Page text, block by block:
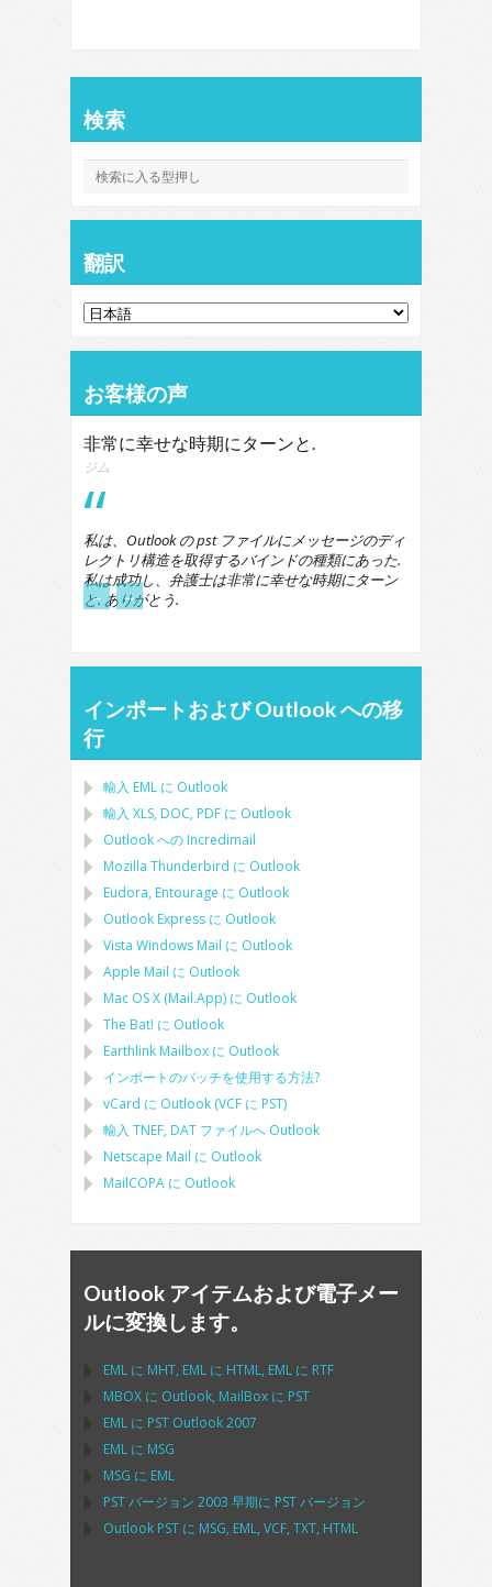
検索
翻訳
お客様の声
非常に幸せな時期にターンと.
ジム
私は、Outlook の pst ファイルにメッセージのディ
レクトリ構造を取得するバインドの種類にあった.
私は成功し、弁護士は非常に幸せな時期にターン
と. ありがとう.
← →
インポートおよび Outlook への移
行
輸入 EML に Outlook
輸入 XLS, DOC, PDF に Outlook
Outlook への Incredimail
Mozilla Thunderbird に Outlook
Eudora, Entourage に Outlook
Outlook Express に Outlook
Vista Windows Mail に Outlook
Apple Mail に Outlook
Mac OS X (Mail.App) に Outlook
The Bat! に Outlook
Earthlink Mailbox に Outlook
インポートのバッチを使用する方法?
vCard に Outlook (VCF に PST)
輸入 TNEF, DAT ファイルへ Outlook
Netscape Mail に Outlook
MailCOPA に Outlook
Outlook アイテムおよび電子メー
ルに変換します。
EML に MHT, EML に HTML, EML に RTF
MBOX に Outlook, MailBox に PST
EML に PST Outlook2007
EML に MSG
MSG に EML
PSTバージョン 2003 早期に PSTバージョン
Outlook PST に MSG, EML, VCF, TXT, HTML